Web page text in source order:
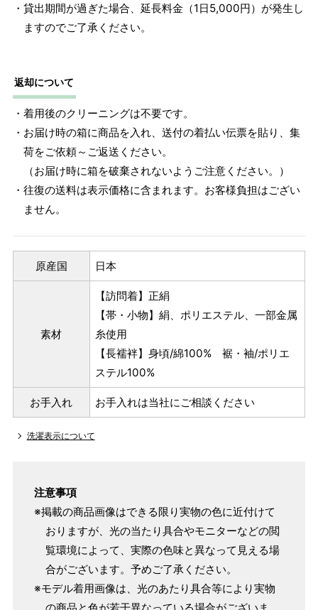
・貸出期間が過ぎた場合、延長料金（1日5,000円）が発生し
ますのでご了承ください。
返却について
・着用後のクリーニングは不要です。
・お届け時の箱に商品を入れ、送付の着払い伝票を貼り、集
荷をご依頼～ご返送ください。
（お届け時に箱を破棄されないようご注意ください。）
・往復の送料は表示価格に含まれます。お客様負担はござい
ません。
原産国 日本
素材
【訪問着】正絹
【帯・小物】絹、ポリエステル、一部金属
糸使用
【長襦袢】身頃/綿100% 裾・袖/ポリエ
ステル100%
お手入れ お手入れは当社にご相談ください
洗濯表示について
注意事項
※掲載の商品画像はできる限り実物の色に近付けて
おりますが、光の当たり具合やモニターなどの閲
覧環境によって、実際の色味と異なって見える場
合がございます。予めご了承ください。
※モデル着用画像は、光のあたり具合等により実物